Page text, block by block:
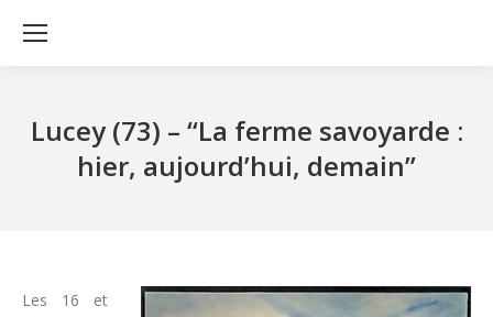
Lucey (73) – ‘‘La ferme savoyarde :
hier, aujourd’hui, demain’’
Les 16 et